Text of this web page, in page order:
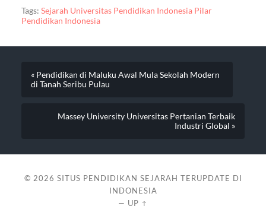
Tags: Sejarah Universitas Pendidikan Indonesia Pilar
Pendidikan Indonesia
« Pendidikan di Maluku Awal Mula Sekolah Modern
di Tanah Seribu Pulau
Massey University Universitas Pertanian Terbaik
Industri Global »
© 2026 SITUS PENDIDIKAN SEJARAH TERUPDATE DI
INDONESIA
— UP ↑